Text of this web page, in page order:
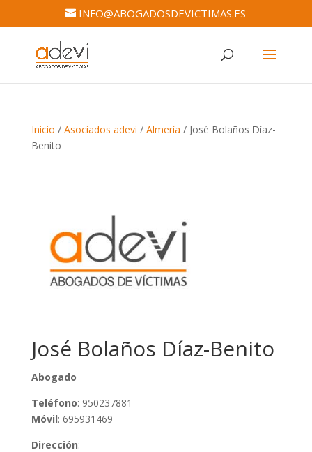
INFO@ABOGADOSDEVICTIMAS.ES
Inicio / Asociados adevi / Almería / José Bolaños Díaz-
Benito
José Bolaños Díaz-Benito
Abogado
Teléfono: 950237881
Móvil: 695931469
Dirección: